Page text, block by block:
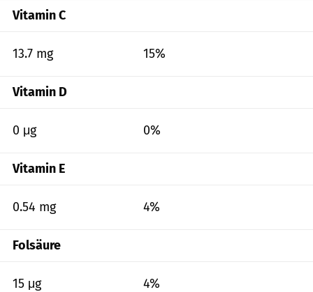
Vitamin C
13.7 mg 15%
Vitamin D
0 μg 0%
Vitamin E
0.54 mg 4%
Folsäure
15 μg 4%